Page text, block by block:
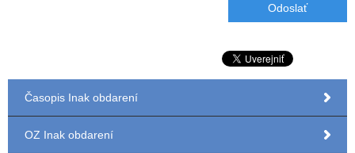
Časopis Inak obdarení
OZ Inak obdarení